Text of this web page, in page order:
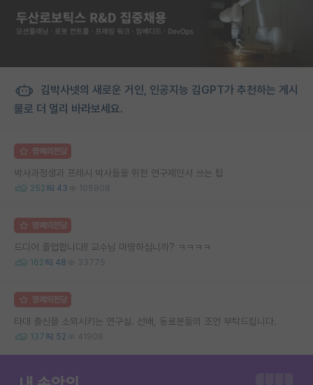
김박사넷의 새로운 거인, 인공지능 김GPT가 추천하는 게시
물로 더 멀리 바라보세요.
명예의전당
박사과정생과 프레시 박사들을 위한 연구제안서 쓰는 팁
252 43 105908
명예의전당
드디어 졸업합니다!! 교수님 마땅하십니까? ㅋㅋㅋㅋ
162 48 33775
명예의전당
타대 출신을 소외시키는 연구실. 선배, 동료분들의 조언 부탁드립니다.
137 52 41908